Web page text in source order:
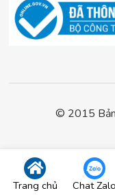
© 2015
Trang chủ Chat Zalo